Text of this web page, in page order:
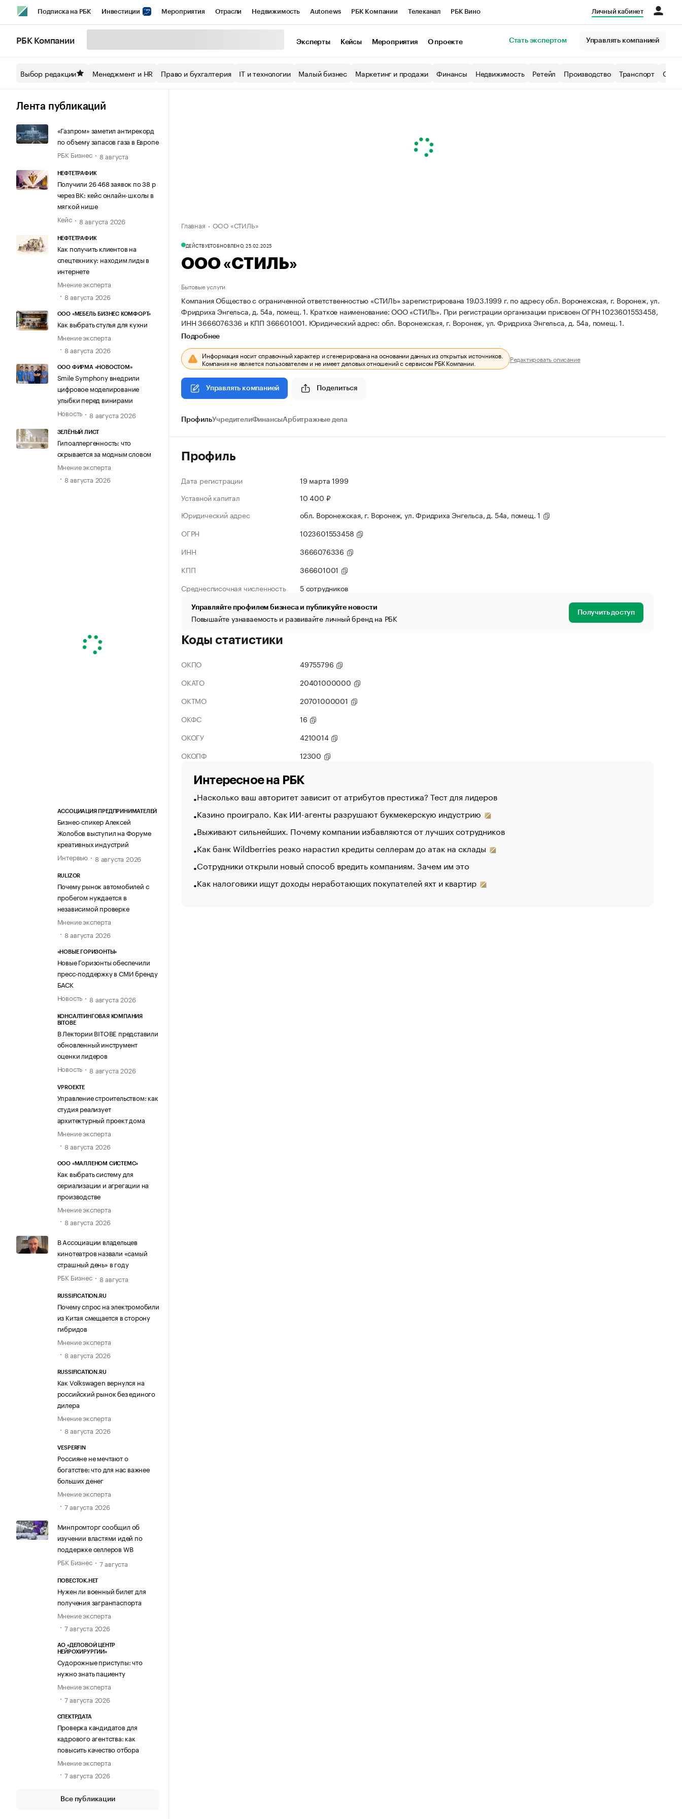
Подписка на РБК Инвестиции Мероприятия Отрасли Недвижимость Autonews РБК Компании Телеканал РБК Вино
Спецпроекты СПб Конференции СПб Спецпроекты Экономика Бизнес
Технологии и медиа
Личный кабинет
РБК Компании Эксперты Кейсы Мероприятия О проекте Стать экспертом Управлять компанией
Выбор редакции Менеджмент и HR Право и бухгалтерия IT и технологии Малый бизнес Маркетинг и продажи Финансы Недвижимость Ретейл Производство Транспорт
Лента публикаций
«Газпром» заметил антирекорд
по объему запасов газа в Европе
РБК Бизнес
8 августа
НЕФТЕТРАФИК
Получили 26 468 заявок по 38 р
через ВК: кейс онлайн-школы в
мягкой нише
Кейс
8 августа 2026
НЕФТЕТРАФИК
Как получить клиентов на
спецтехнику: находим лиды в
интернете
Мнение эксперта
8 августа 2026
ООО «МЕБЕЛЬ БИЗНЕС КОМФОРТ»
Как выбрать стулья для кухни
Мнение эксперта
8 августа 2026
ООО ФИРМА «НОВОСТОМ»
Smile Symphony внедрили
цифровое моделирование
улыбки перед винирами
Новость
8 августа 2026
ЗЕЛЁНЫЙ ЛИСТ
Гипоаллергенность: что
скрывается за модным словом
Мнение эксперта
8 августа 2026
АССОЦИАЦИЯ ПРЕДПРИНИМАТЕЛЕЙ
Бизнес-спикер Алексей
Жолобов выступил на Форуме
креативных индустрий
Интервью
8 августа 2026
RULIZOR
Почему рынок автомобилей с
пробегом нуждается в
независимой проверке
Мнение эксперта
8 августа 2026
«НОВЫЕ ГОРИЗОНТЫ»
Новые Горизонты обеспечили
пресс-поддержку в СМИ бренду
БАСК
Новость
8 августа 2026
КОНСАЛТИНГОВАЯ КОМПАНИЯ
BITOBE
В Лектории BITOBE представили
обновленный инструмент
оценки лидеров
Новость
8 августа 2026
VPROEKTE
Управление строительством: как
студия реализует
архитектурный проект дома
Мнение эксперта
8 августа 2026
ООО «МАЛЛЕНОМ СИСТЕМС»
Как выбрать систему для
сериализации и агрегации на
производстве
Мнение эксперта
8 августа 2026
В Ассоциации владельцев
кинотеатров назвали «самый
страшный день» в году
РБК Бизнес
8 августа
RUSSIFICATION.RU
Почему спрос на электромобили
из Китая смещается в сторону
гибридов
Мнение эксперта
8 августа 2026
RUSSIFICATION.RU
Как Volkswagen вернулся на
российский рынок без единого
дилера
Мнение эксперта
8 августа 2026
VESPERFIN
Россияне не мечтают о
богатстве: что для нас важнее
больших денег
Мнение эксперта
7 августа 2026
Минпромторг сообщил об
изучении властями идей по
поддержке селлеров WB
РБК Бизнес
7 августа
ПОВЕСТОК.НЕТ
Нужен ли военный билет для
получения загранпаспорта
Мнение эксперта
7 августа 2026
АО «ДЕЛОВОЙ ЦЕНТР
НЕЙРОХИРУРГИИ»
Судорожные приступы: что
нужно знать пациенту
Мнение эксперта
7 августа 2026
СПЕКТРДАТА
Проверка кандидатов для
кадрового агентства: как
повысить качество отбора
Мнение эксперта
7 августа 2026
Все публикации
Главная ООО «СТИЛЬ»
ДЕЙСТВУЕТОБНОВЛЕНО, 25.02.2025
ООО «СТИЛЬ»
Бытовые услуги
Компания Общество с ограниченной ответственностью «СТИЛЬ» зарегистрирована 19.03.1999 г. по адресу обл. Воронежская, г. Воронеж, ул.
Фридриха Энгельса, д. 54а, помещ. 1. Краткое наименование: ООО «СТИЛЬ». При регистрации организации присвоен ОГРН 1023601553458,
ИНН 3666076336 и КПП 366601001. Юридический адрес: обл. Воронежская, г. Воронеж, ул. Фридриха Энгельса, д. 54а, помещ. 1.
Подробнее
Информация носит справочный характер и сгенерирована на основании данных из открытых источников.
Компания не является пользователем и не имеет деловых отношений с сервисом РБК Компании. Редактировать описание
Управлять компанией Поделиться
ПрофильУчредителиФинансыАрбитражные дела
Профиль
Дата регистрации
19 марта 1999
Уставной капитал
10 400 ₽
Юридический адрес
обл. Воронежская, г. Воронеж, ул. Фридриха Энгельса, д. 54а, помещ. 1
ОГРН
1023601553458
ИНН
3666076336
КПП
366601001
Среднесписочная численность
5 сотрудников
Управляйте профилем бизнеса и публикуйте новости
Повышайте узнаваемость и развивайте личный бренд на РБК Получить доступ
Коды статистики
ОКПО
49755796
ОКАТО
20401000000
ОКТМО
20701000001
ОКФС
16
ОКОГУ
4210014
ОКОПФ
12300
Интересное на РБК
Насколько ваш авторитет зависит от атрибутов престижа? Тест для лидеров
Казино проиграло. Как ИИ-агенты разрушают букмекерскую индустрию
Выживают сильнейших. Почему компании избавляются от лучших сотрудников
Как банк Wildberries резко нарастил кредиты селлерам до атак на склады
Сотрудники открыли новый способ вредить компаниям. Зачем им это
Как налоговики ищут доходы неработающих покупателей яхт и квартир